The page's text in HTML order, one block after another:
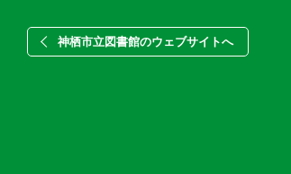
神栖市立図書館のウェブサイトへ